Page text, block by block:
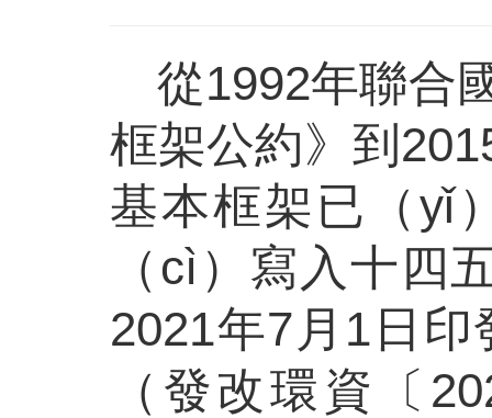
從1992年聯合
框架公約》到
基本框架已（yǐ
（cì）寫入十四
2021年7月1日印
（發改環資〔